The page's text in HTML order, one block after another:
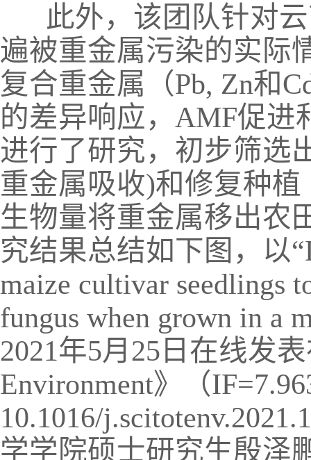
此外，该团队针对
遍被重金属污染的实际
复合重金属（Pb, Zn和
的差异响应， AMF促进
进行了研究，初步筛选
重金属吸收)和修复种
生物量将重金属移出农
究结果总结如下图，以“
maize cultivar seedlings
fungus when grown in a
2021年5月 25 日在线发
Environment》（
10.1016/
学学院硕士研究生殷泽